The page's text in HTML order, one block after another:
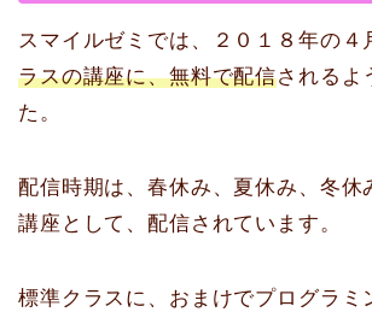
スマイルゼミでは、２０１８年の４
ラスの講座に、無料で配信されるよ
た。
配信時期は、春休み、夏休み、冬休
講座として、配信されています。
標準クラスに、おまけでプログラミ